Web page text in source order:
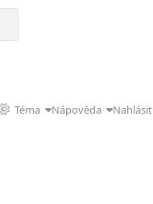
Téma Nápověda